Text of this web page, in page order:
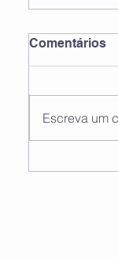
Comentários
Escreva um